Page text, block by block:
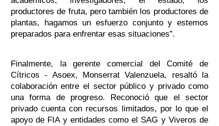
productores de fruta, pero también los productores de
plantas, hagamos un esfuerzo conjunto y estemos
preparados para enfrentar esas situaciones”.
Finalmente, la gerente comercial del Comité de
Cítricos - Asoex, Monserrat Valenzuela, resaltó la
colaboración entre el sector público y privado como
una forma de progreso. Reconoció que el sector
privado cuenta con recursos limitados, por lo que el
apoyo de FIA y entidades como el SAG y Viveros de